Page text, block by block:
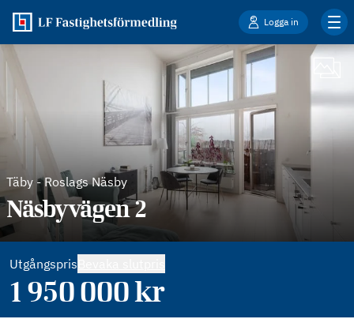
Logga in
Täby -Roslags Näsby
Näsbyvägen 2
Utgångspris
1 950 000kr